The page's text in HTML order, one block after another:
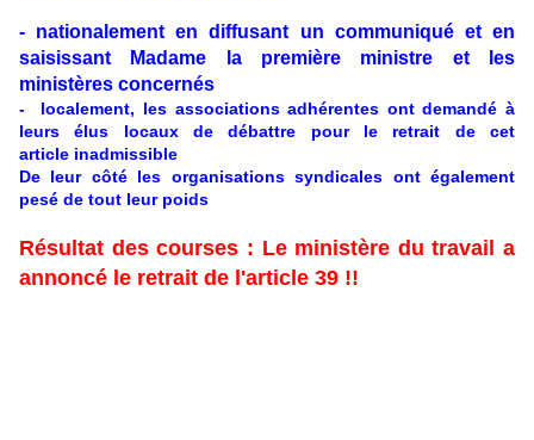
- nationalement en diffusant un communiqué et en
saisissant Madame la première ministre et les
ministères concernés
- localement, les associations adhérentes ont demandé à
leurs élus locaux de débattre pour le retrait de cet
article inadmissible
De leur côté les organisations syndicales ont également
pesé de tout leur poids
Résultat des courses : Le ministère du travail a
annoncé le retrait de l'article 39 !!